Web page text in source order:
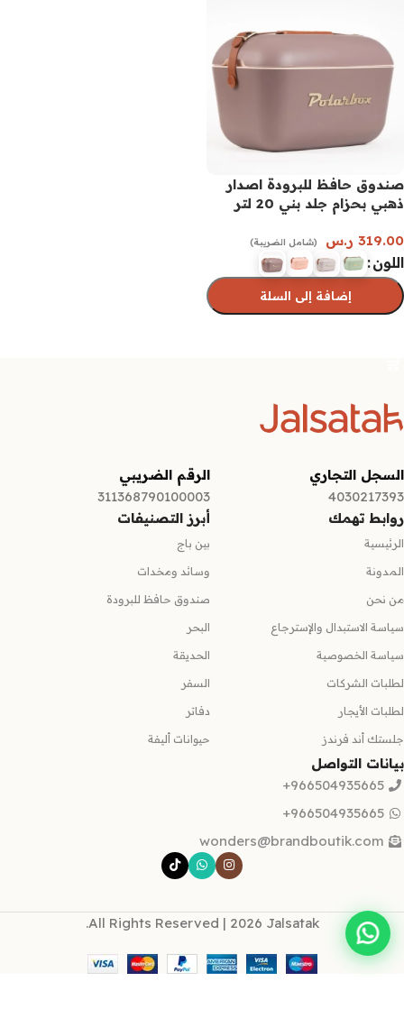
صندوق حافظ للبرودة اصدار
ذهبي بحزام جلد بني 20 لتر
319.00 ر.س (شامل الضريبة)
اللون
إضافة إلى السلة
السجل التجاري
4030217393
الرقم الضريبي
311368790100003
روابط تهمك
الرئيسية
المدونة
من نحن
سياسة الاستبدال والإسترجاع
سياسة الخصوصية
لطلبات الشركات
لطلبات الأيجار
جلستك أند فرندز
أبرز التصنيفات
بين باج
وسائد ومخدات
صندوق حافظ للبرودة
البحر
الحديقة
السفر
دفاتر
حيوانات أليفة
بيانات التواصل
966504935665+
966504935665+
wonders@brandboutik.com
All Rights Reserved | 2026 Jalsatak.